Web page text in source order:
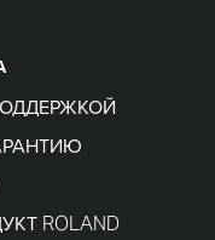
ROLAND